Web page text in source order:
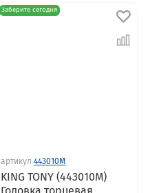
Заберите сегодня
артикул 443010M
KING TONY (443010M)